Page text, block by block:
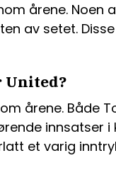
årene. Noen
av setet.
United?
årene. Både
innsatser i
et varig